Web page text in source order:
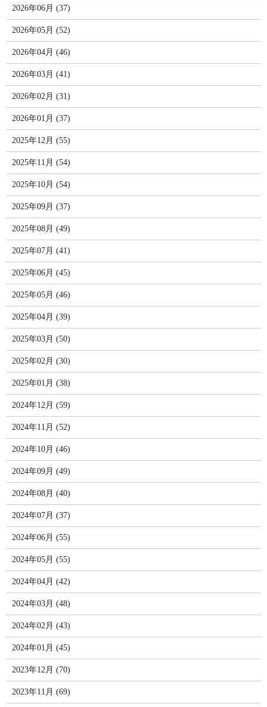
2026年06月 (37)
2026年05月 (52)
2026年04月 (46)
2026年03月 (41)
2026年02月 (31)
2026年01月 (37)
2025年12月 (55)
2025年11月 (54)
2025年10月 (54)
2025年09月 (37)
2025年08月 (49)
2025年07月 (41)
2025年06月 (45)
2025年05月 (46)
2025年04月 (39)
2025年03月 (50)
2025年02月 (30)
2025年01月 (38)
2024年12月 (59)
2024年11月 (52)
2024年10月 (46)
2024年09月 (49)
2024年08月 (40)
2024年07月 (37)
2024年06月 (55)
2024年05月 (55)
2024年04月 (42)
2024年03月 (48)
2024年02月 (43)
2024年01月 (45)
2023年12月 (70)
2023年11月 (69)